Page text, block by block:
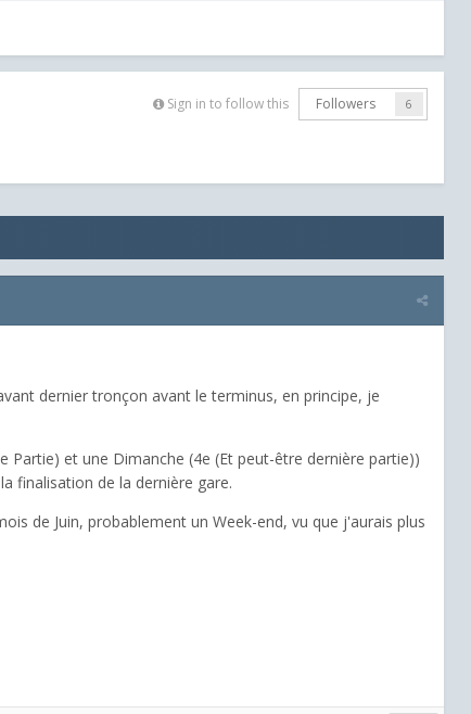
Sign in to follow this Followers 6
dernier tronçon avant le terminus, en principe, je
et une Dimanche (4e (Et peut-être dernière partie))
finalisation de la dernière gare.
de Juin, probablement un Week-end, vu que j'aurais plus